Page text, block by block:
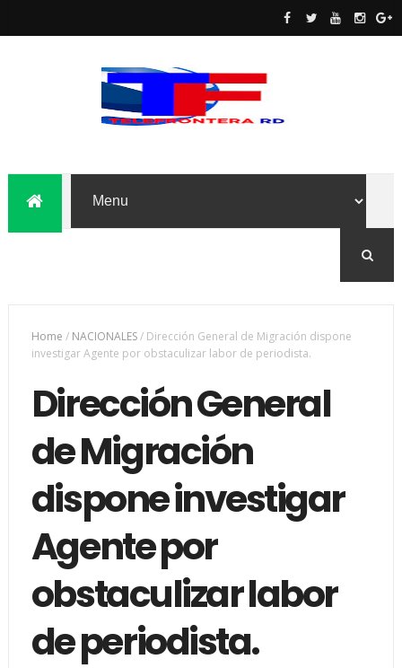
Home / NACIONALES/ Dirección General de Migración dispone
investigar Agente por obstaculizar labor de periodista.
Dirección General
de Migración
dispone investigar
Agente por
obstaculizar labor
de periodista.